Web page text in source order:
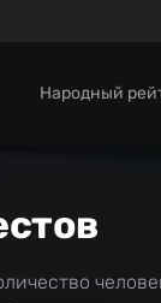
Народный